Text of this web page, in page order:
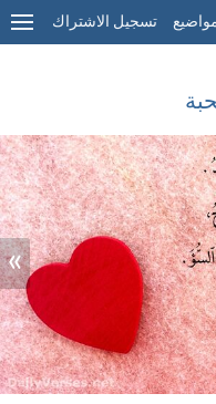
تسجيل الاشتراك
»